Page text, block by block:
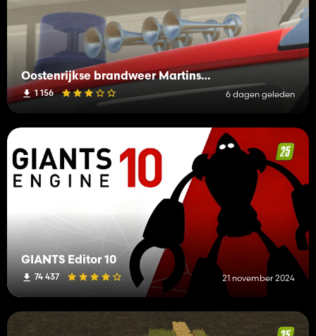
Oostenrijkse brandweer Martinshorn Pack (Prefab)
1 156 6 dagen geleden
GIANTS Editor 10
74 437 21 november 2024